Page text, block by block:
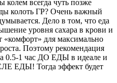
всегда чуть позже
колоть ГР? Очень важный
Дело в том, что еда
уровня сахара в крови и
для максимально
Поэтому рекомендация
0.5-1 час ДО ЕДЫ в идеале и
ЕДЫ! Тогда эффект будет